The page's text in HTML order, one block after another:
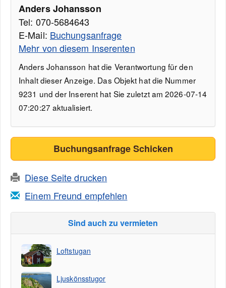
Anders Johansson
Tel: 070-5684643
E-Mail: Buchungsanfrage
Mehr von diesem Inserenten
Anders Johansson hat die Verantwortung für den
Inhalt dieser Anzeige. Das Objekt hat die Nummer
9231 und der Inserent hat Sie zuletzt am 2026-07-14
07:20:27 aktualisiert.
Buchungsanfrage Schicken
Diese Seite drucken
Einem Freund empfehlen
Sind auch zu vermieten
Loftstugan
Ljuskönsstugor